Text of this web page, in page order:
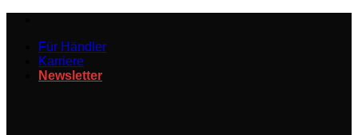
springenFür Händler
Karriere
Newsletter